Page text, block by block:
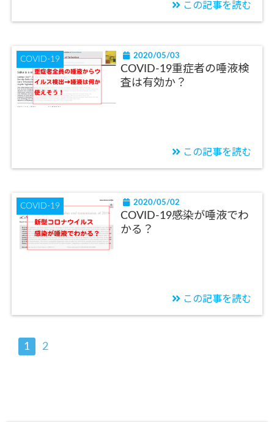
この記事を読む
COVID-19 2020/05/03
COVID-19重症者の唾液検
査は有効か？
この記事を読む
COVID-19 2020/05/02
COVID-19感染が唾液でわ
かる？
この記事を読む
1 2